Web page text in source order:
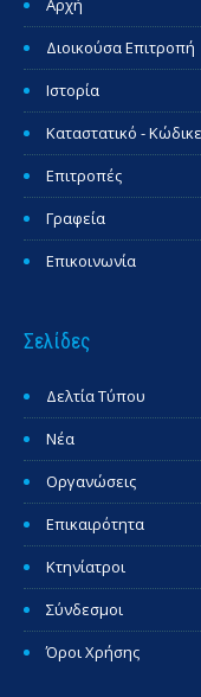
Αρχή
Διοικούσα Επιτροπή
Ιστορία
Καταστατικό -
Επιτροπές
Γραφεία
Επικοινωνία
Σελίδες
Δελτία Τύπου
Νέα
Οργανώσεις
Επικαιρότητα
Κτηνίατροι
Σύνδεσμοι
Όροι Χρήσης